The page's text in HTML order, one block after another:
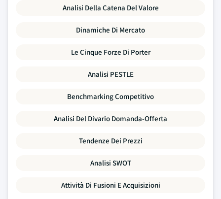
Analisi Della Catena Del Valore
Dinamiche Di Mercato
Le Cinque Forze Di Porter
Analisi PESTLE
Benchmarking Competitivo
Analisi Del Divario Domanda-Offerta
Tendenze Dei Prezzi
Analisi SWOT
Attività Di Fusioni E Acquisizioni